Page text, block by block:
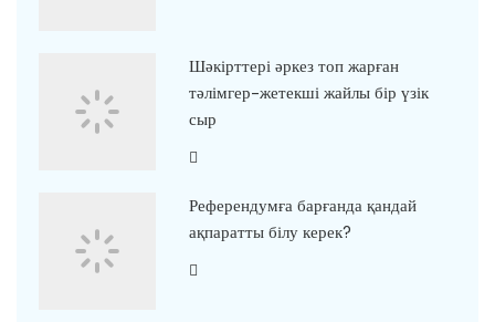
Шәкірттері әркез топ жарған
тәлімгер-жетекші жайлы бір үзік
сыр
Референдумға барғанда қандай
ақпаратты білу керек?